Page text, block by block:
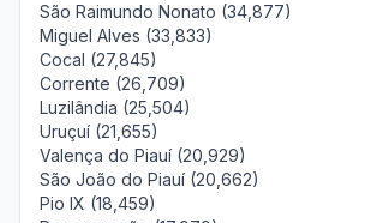
São Raimundo Nonato (34,877)
Miguel Alves (33,833)
Cocal (27,845)
Corrente (26,709)
Luzilândia (25,504)
Uruçuí (21,655)
Valença do Piauí (20,929)
São João do Piauí (20,662)
Pio IX (18,459)